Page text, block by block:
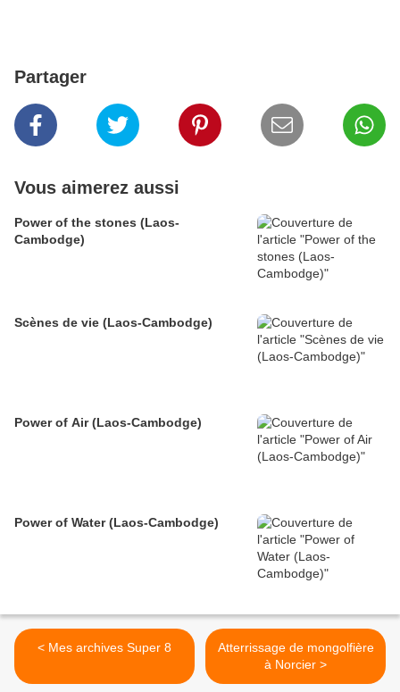
Partager
Vous aimerez aussi
Power of the stones (Laos-
Cambodge)
Scènes de vie (Laos-Cambodge)
Power of Air (Laos-Cambodge)
Power of Water (Laos-Cambodge)
< Mes archives Super 8
Atterrissage de mongolfière
à Norcier >